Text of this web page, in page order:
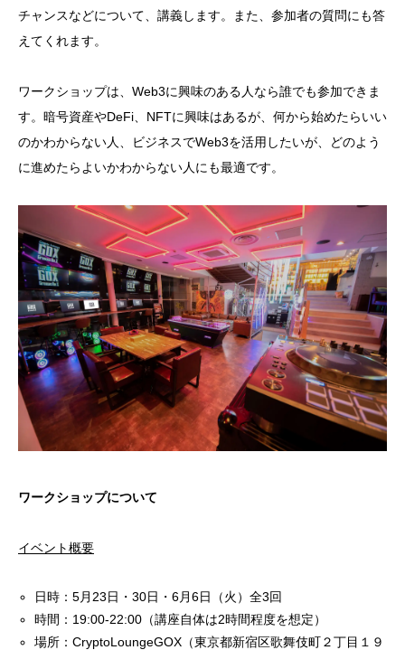
チャンスなどについて、講義します。また、参加者の質問にも答
えてくれます。
ワークショップは、Web3に興味のある人なら誰でも参加できま
す。暗号資産やDeFi、NFTに興味はあるが、何から始めたらいい
のかわからない人、ビジネスでWeb3を活用したいが、どのよう
に進めたらよいかわからない人にも最適です。
ワークショップについて
イベント概要
日時：5月23日・30日・6月6日（火）全3回
時間：19:00-22:00（講座自体は2時間程度を想定）
場所：CryptoLoungeGOX（東京都新宿区歌舞伎町２丁目１９